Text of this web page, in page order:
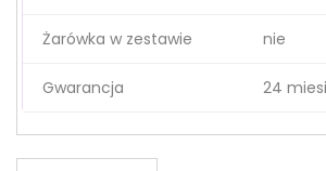
Żarówka w zestawie nie
Gwarancja 24